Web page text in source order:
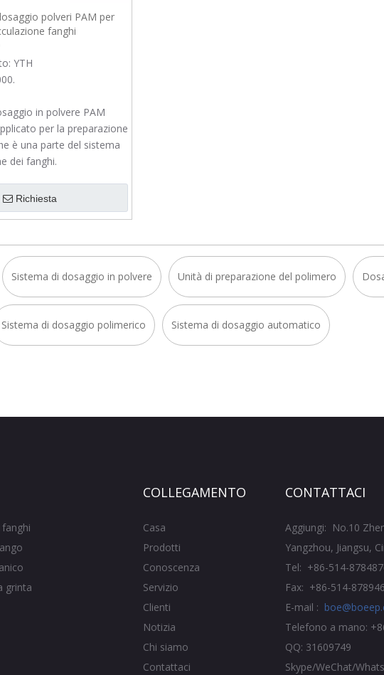
polveri PAM per
fanghi
YTH
in polvere PAM
per la preparazione
è una parte del sistema
dei fanghi.
Richiesta
Sistema di dosaggio in polvere Unità di preparazione del polimero
Sistema di dosaggio polimerico Sistema di dosaggio automatico
grinta
COLLEGAMENTO
Casa
Prodotti
Conoscenza
Servizio
Clienti
Notizia
Chi siamo
Contattaci
CONTATTACI
Aggiungi: No.10
Yangzhou, Jiangsu,
Tel: +86-514-
Fax: +86-514-
E-mail :
Telefono a mano:
QQ: 31609749
Skype/WeChat/